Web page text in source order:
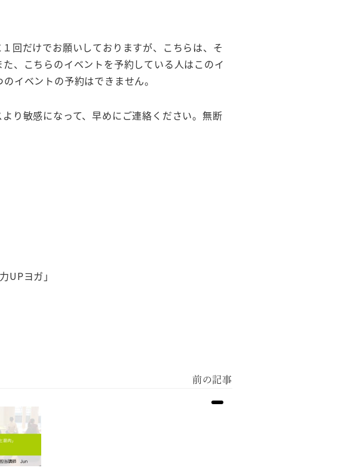
回だけでお願いしておりますが、こちらは、そ
、こちらのイベントを予約している人はこのイ
イベントの予約はできません。
り敏感になって、早めにご連絡ください。無断
UPヨガ」